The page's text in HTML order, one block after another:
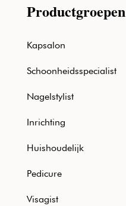
Productgroepen
Kapsalon
Schoonheidsspecialist
Nagelstylist
Inrichting
Huishoudelijk
Pedicure
Visagist